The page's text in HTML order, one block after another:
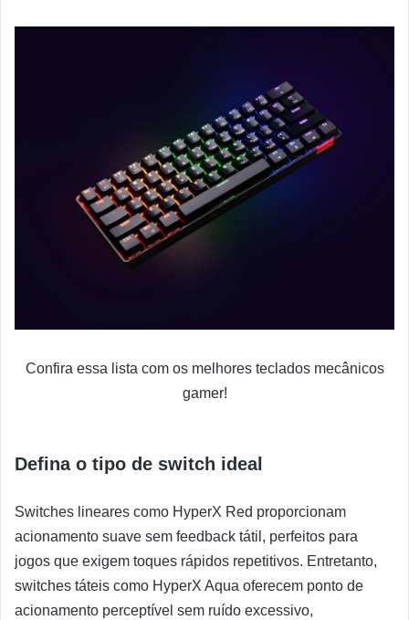
Confira essa lista com os melhores teclados mecânicos
gamer!
Defina o tipo de switch ideal
Switches lineares como HyperX Red proporcionam
acionamento suave sem feedback tátil, perfeitos para
jogos que exigem toques rápidos repetitivos. Entretanto,
switches táteis como HyperX Aqua oferecem ponto de
acionamento perceptível sem ruído excessivo,